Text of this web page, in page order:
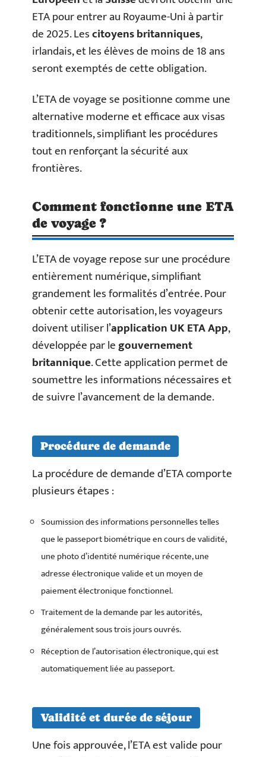
ETA pour entrer au Royaume-Uni à partir
de 2025. Lescitoyens britanniques,
irlandais, et les élèves de moins de 18 ans
seront exemptés de cette obligation.
L’ETA de voyage se positionne comme une
alternative moderne et efficace aux visas
traditionnels, simplifiant les procédures
tout en renforçant la sécurité aux
frontières.
Comment fonctionne une ETA
de voyage ?
L’ETA de voyage repose sur une procédure
entièrement numérique, simplifiant
grandement les formalités d’entrée. Pour
obtenir cette autorisation, les voyageurs
doivent utiliser l’application UK ETA App,
développée par legouvernement
britannique. Cette application permet de
soumettre les informations nécessaires et
de suivre l’avancement de la demande.
Procédure de demande
La procédure de demande d’ETA comporte
plusieurs étapes :
Soumission des informations personnelles telles
que le passeport biométrique en cours de validité,
une photo d’identité numérique récente, une
adresse électronique valide et un moyen de
paiement électronique fonctionnel.
Traitement de la demande par les autorités,
généralement sous trois jours ouvrés.
Réception de l’autorisation électronique, qui est
automatiquement liée au passeport.
Validité et durée de séjour
Une fois approuvée, l’ETA est valide pour